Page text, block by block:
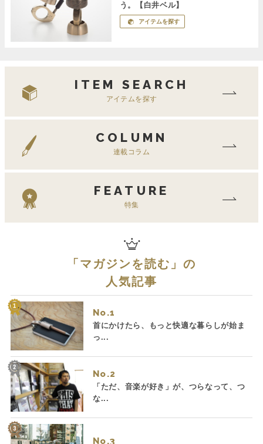
う。【白井ベル】
アイテムを探す
ITEM SEARCH
アイテムを探す
COLUMN
連載コラム
FEATURE
特集
「 マガジンを読む 」の
人気記事
No.
首にかけたら、もっと快適な暮らしが始ま
っ...
No.
「ただ、音楽が好き」が、つらなって、つ
な...
No.